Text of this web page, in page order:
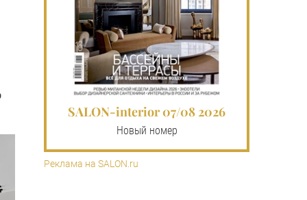
SALON-interior 07/08 2026
Новый номер
Реклама на SALON.ru